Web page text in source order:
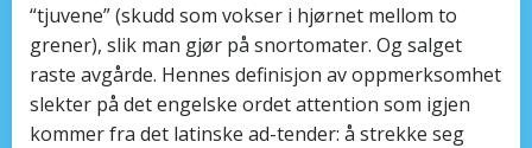
“tjuvene” (skudd som vokser i hjørnet mellom to
grener), slik man gjør på snortomater. Og salget
raste avgårde. Hennes definisjon av oppmerksomhet
slekter på det engelske ordet attention som igjen
kommer fra det latinske ad-tender: å strekke seg